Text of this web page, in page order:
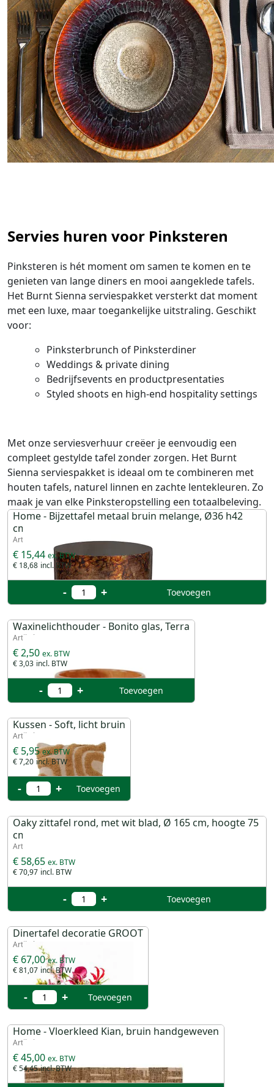
Servies huren voor Pinksteren
Pinksteren is hét moment om samen te komen en te
genieten van lange diners en mooi aangeklede tafels.
Het Burnt Sienna serviespakket versterkt dat moment
met een luxe, maar toegankelijke uitstraling. Geschikt
voor:
Pinksterbrunch of Pinksterdiner
Weddings & private dining
Bedrijfsevents en productpresentaties
Styled shoots en high-end hospitality settings
Met onze serviesverhuur creëer je eenvoudig een
compleet gestylde tafel zonder zorgen. Het Burnt
Sienna serviespakket is ideaal om te combineren met
houten tafels, naturel linnen en zachte lentekleuren. Zo
maak je van elke Pinksteropstelling een totaalbeleving.
Home - Bijzettafel metaal bruin melange, Ø36 h42
cm.
Artikel 740400
€ 18,68
€ 15,44
- + Toevoegen
Waxinelichthouder - Bonito glas, Terra
Artikel 30163
€ 3,03
€ 2,50
- + Toevoegen
Kussen - Soft, licht bruin
Artikel 21680
€ 7,20
€ 5,95
- + Toevoegen
Oaky zittafel rond, met wit blad, Ø 165 cm, hoogte 75
cm.
Artikel 28550
€ 70,97
€ 58,65
- + Toevoegen
Dinertafel decoratie GROOT
Artikel 54030
€ 81,07
€ 67,00
- + Toevoegen
Home - Vloerkleed Kian, bruin handgeweven
Artikel 740513
€ 54,45
€ 45,00